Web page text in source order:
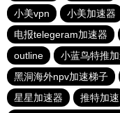
小美vpn
小美加速器
电报telegeram加速器
outline
小蓝鸟特推
黑洞海外npv加速梯子
星星加速器
推特加速